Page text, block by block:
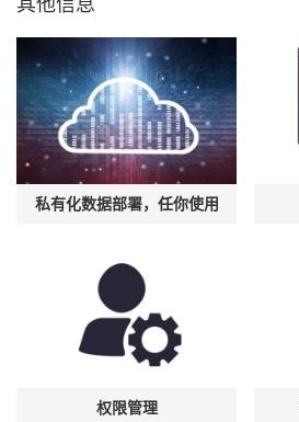
其他信息
私有化数据部署，任你使用
权限管理